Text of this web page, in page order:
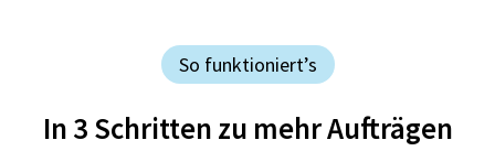
So funktioniert’s
In 3 Schritten zu mehr Aufträgen